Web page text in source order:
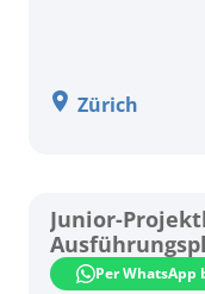
Zürich
Junior-
Per WhatsApp